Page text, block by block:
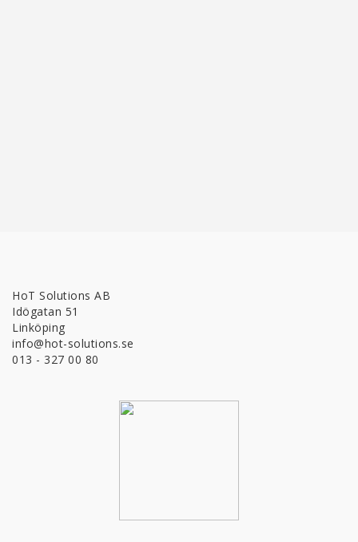
HoT Solutions AB
Idögatan 51
Linköping
info@hot-solutions.se
013 - 327 00 80